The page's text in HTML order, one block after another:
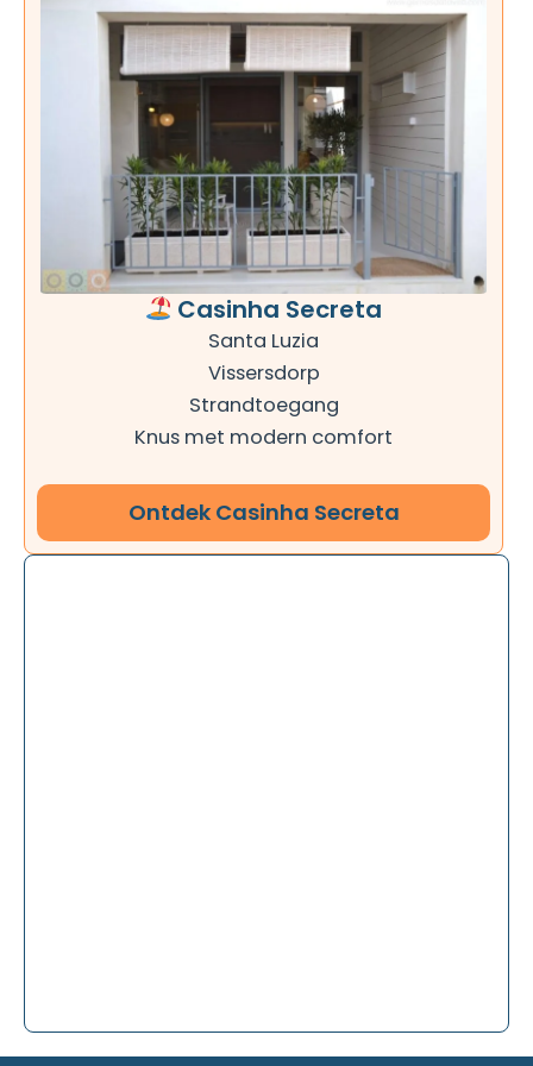
Casinha Secreta
Santa Luzia
Vissersdorp
Strandtoegang
Knus met modern comfort
Ontdek Casinha Secreta